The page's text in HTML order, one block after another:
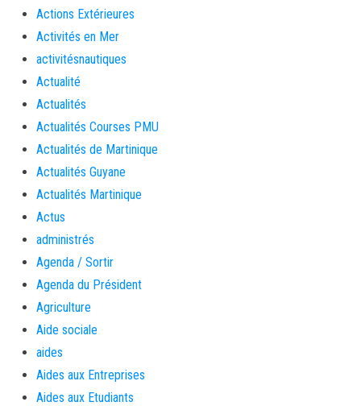
Actions Extérieures
Activités en Mer
activitésnautiques
Actualité
Actualités
Actualités Courses PMU
Actualités de Martinique
Actualités Guyane
Actualités Martinique
Actus
administrés
Agenda / Sortir
Agenda du Président
Agriculture
Aide sociale
aides
Aides aux Entreprises
Aides aux Etudiants